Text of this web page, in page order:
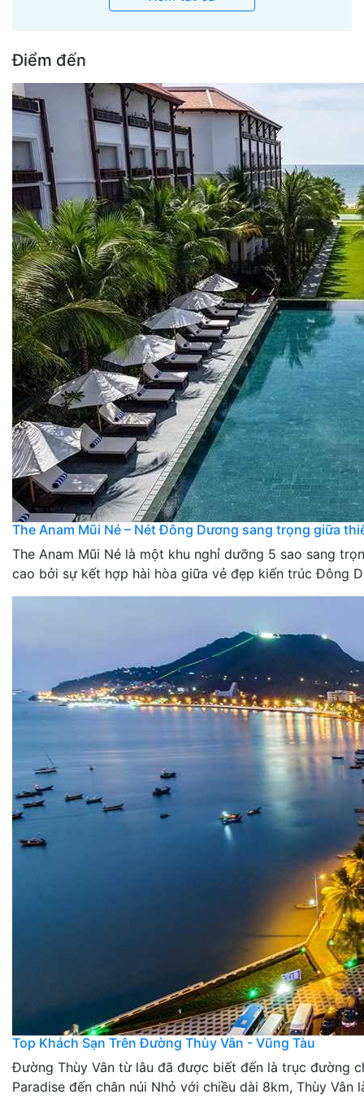
Điểm đến
The Anam Mũi Né – Nét Đông Dương sang trọng giữa
The Anam Mũi Né là một khu nghỉ dưỡng 5 sao sang
cao bởi sự kết hợp hài hòa giữa vẻ đẹp kiến trúc Đông
Top Khách Sạn Trên Đường Thùy Vân - Vũng Tàu
Đường Thùy Vân từ lâu đã được biết đến là trục đường
Paradise đến chân núi Nhỏ với chiều dài 8km, Thùy